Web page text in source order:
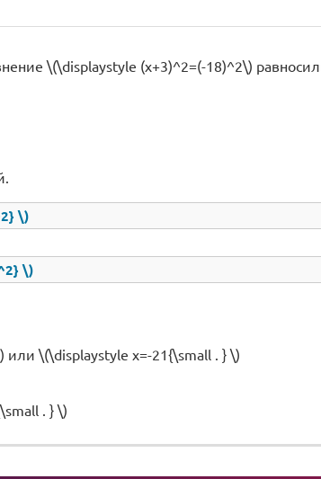
\(\displaystyle (x+3)^2=(-18)^2\)
\)
\)
или \(\displaystyle x=-21{\small . } \)
. } \)